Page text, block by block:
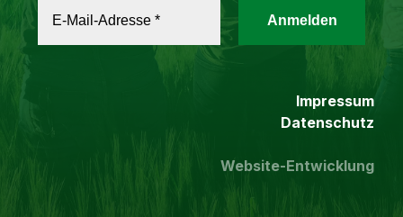
Impressum
Datenschutz
Website-Entwicklung